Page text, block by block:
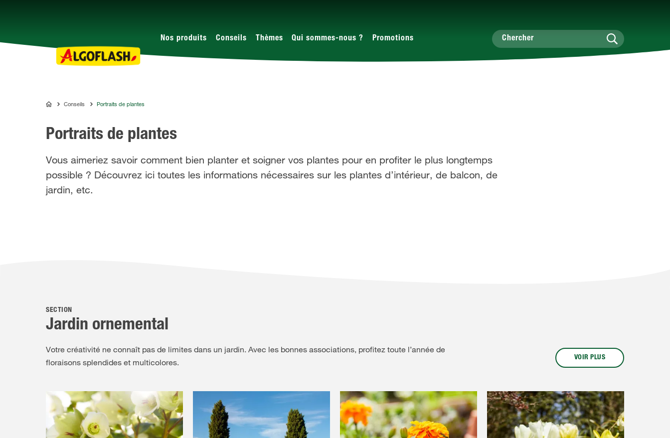
Nos produits Conseils Thèmes Qui sommes-nous ? Promotions
ALGOFLASH
Conseils Portraits de plantes
Portraits de plantes
Vous aimeriez savoir comment bien planter et soigner vos plantes pour en profiter le plus longtemps
possible ? Découvrez ici toutes les informations nécessaires sur les plantes d’intérieur, de balcon, de
jardin, etc.
SECTION
Jardin ornemental
Votre créativité ne connaît pas de limites dans un jardin. Avec les bonnes associations, profitez toute l’année de
floraisons splendides et multicolores.
VOIR PLUS